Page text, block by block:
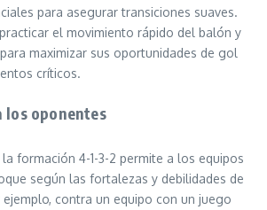
para asegurar transiciones suaves.
el movimiento rápido del balón y
maximizar sus oportunidades de gol
críticos.
oponentes
formación 4-1-3-2 permite a los equipos
según las fortalezas y debilidades de
contra un equipo con un juego